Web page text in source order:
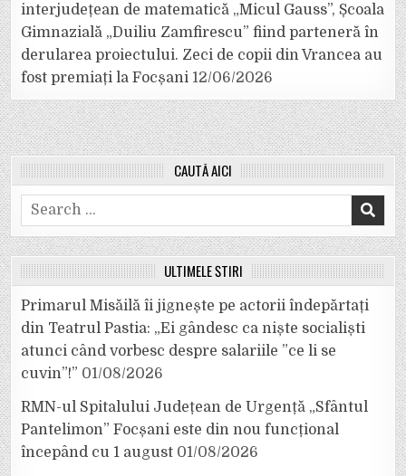
interjudețean de matematică „Micul Gauss”, Școala
Gimnazială „Duiliu Zamfirescu” fiind parteneră în
derularea proiectului. Zeci de copii din Vrancea au
fost premiați la Focșani 12/06/2026
CAUTĂ AICI
Search
for:
ULTIMELE ȘTIRI
Primarul Misăilă îi jignește pe actorii îndepărtați
din Teatrul Pastia: „Ei gândesc ca niște socialiști
atunci când vorbesc despre salariile ”ce li se
cuvin”!” 01/08/2026
RMN-ul Spitalului Județean de Urgență „Sfântul
Pantelimon” Focșani este din nou funcțional
începând cu 1 august 01/08/2026